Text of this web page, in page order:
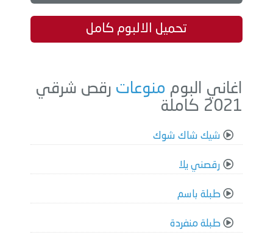
تحميل الالبوم كامل
اغاني البوم منوعات رقص شرقي
2021 كاملة
شيك شاك شوك
رقصني يلا
طبلة باسم
طبلة منفردة